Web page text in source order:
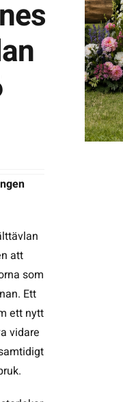
SFK
att
som
Ett
ett nytt
vidare